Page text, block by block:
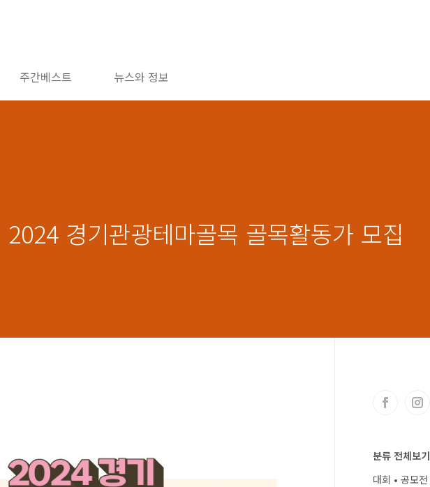
주간베스트 뉴스와 정보
경기관광테마골목 골목활동가 모집
분류 전체보기
대회 • 공모전